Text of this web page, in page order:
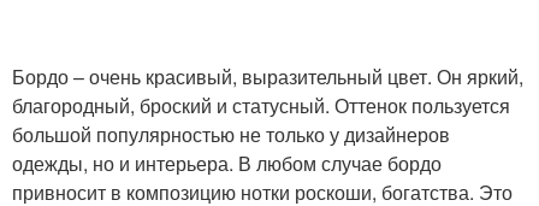
Бордо – очень красивый, выразительный цвет. Он яркий,
благородный, броский и статусный. Оттенок пользуется
большой популярностью не только у дизайнеров
одежды, но и интерьера. В любом случае бордо
привносит в композицию нотки роскоши, богатства. Это